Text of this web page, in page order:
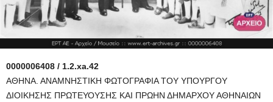
0000006408 / 1.2.xa.42
ΑΘΗΝΑ. ΑΝΑΜΝΗΣΤΙΚΗ ΦΩΤΟΓΡΑΦΙΑ ΤΟΥ ΥΠΟΥΡΓΟΥ
ΔΙΟΙΚΗΣΗΣ ΠΡΩΤΕΥΟΥΣΗΣ ΚΑΙ ΠΡΩΗΝ ΔΗΜΑΡΧΟΥ ΑΘΗΝΑΙΩΝ